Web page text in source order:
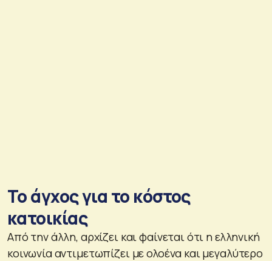
Το άγχος για το κόστος
κατοικίας
Από την άλλη, αρχίζει και φαίνεται ότι η ελληνική
κοινωνία αντιμετωπίζει με ολοένα και μεγαλύτερο